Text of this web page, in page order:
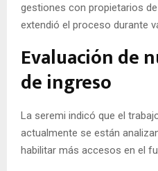
gestiones con propietarios
extendió el proceso durante
Evaluación de
de ingreso
La seremi indicó que el
actualmente se están
habilitar más accesos en el